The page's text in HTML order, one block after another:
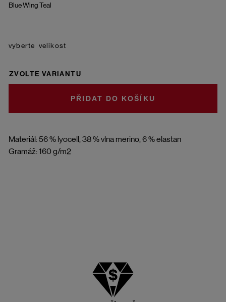
Blue Wing Teal
Materiál: 56 % lyocell, 38 % vlna merino, 6 % elastan
Gramáž: 160 g/m2
velikost
ZVOLTE VARIANTU
DO KOŠÍKU